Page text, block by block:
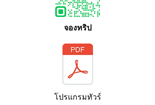
จองทริป
โปรแกรมทัวร์